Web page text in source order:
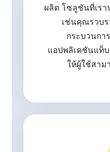
ผลิต โซลูชันที่เรา
เช่นคุณรวบร
กระบวนกา
แอปพลิเคชันแท็
ให้ผู้ใช้สาม